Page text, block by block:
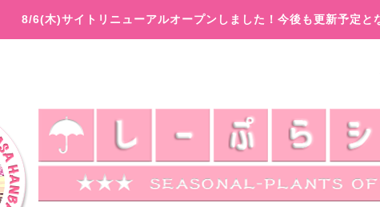
8/6(木)サイトリニューアルオープンしました！今後も更新予定と